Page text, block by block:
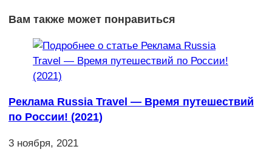
Вам также может понравиться
Реклама Russia Travel — Время путешествий
по России! (2021)
3 ноября, 2021